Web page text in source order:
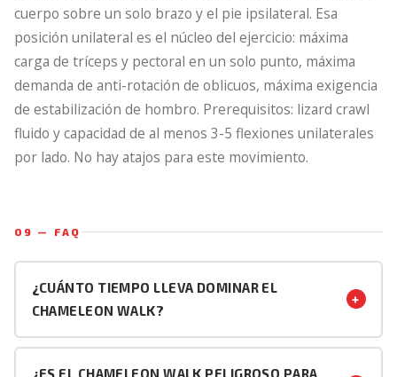
cuerpo sobre un solo brazo y el pie ipsilateral. Esa
posición unilateral es el núcleo del ejercicio: máxima
carga de tríceps y pectoral en un solo punto, máxima
demanda de anti-rotación de oblicuos, máxima exigencia
de estabilización de hombro. Prerequisitos: lizard crawl
fluido y capacidad de al menos 3-5 flexiones unilaterales
por lado. No hay atajos para este movimiento.
09 — FAQ
¿CUÁNTO TIEMPO LLEVA DOMINAR EL
CHAMELEON WALK?
+
Depende del nivel de partida. Para alguien que ya tiene
un lizard crawl sólido y puede hacer 5+ flexiones de un
¿ES EL CHAMELEON WALK PELIGROSO PARA